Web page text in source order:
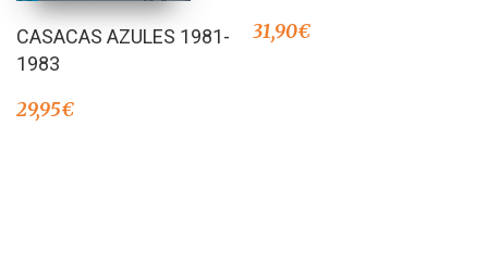
CASACAS AZULES 1981-
1983
29,95€
31,90€